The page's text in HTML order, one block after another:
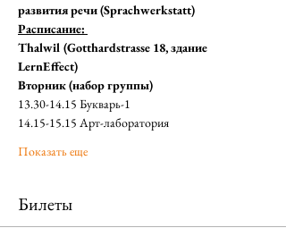
развития речи (Sprachwerkstatt)
Расписание:
Thalwil (Gotthardstrasse 18, здание
LernEffect)
Вторник (набор группы)
13.30-14.15 Букварь-1
14.15-15.15 Арт-лаборатория
Показать еще
Билеты